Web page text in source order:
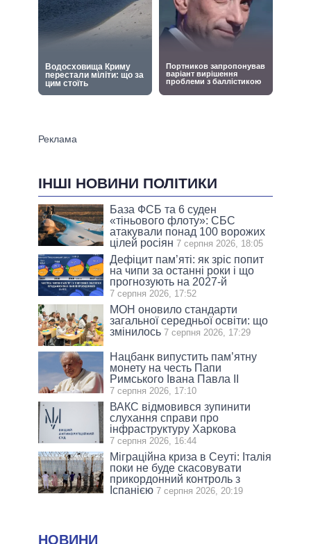
ІНШІ НОВИНИ ПОЛІТИКИ
База ФСБ та 6 суден
«тіньового флоту»: СБС
атакували понад 100 ворожих
цілей росіян 7 серпня 2026, 18:05
Дефіцит пам’яті: як зріс попит
на чипи за останні роки і що
прогнозують на 2027-й
7 серпня 2026, 17:52
МОН оновило стандарти
загальної середньої освіти: що
змінилось 7 серпня 2026, 17:29
Нацбанк випустить пам’ятну
монету на честь Папи
Римського Івана Павла II
7 серпня 2026, 17:10
ВАКС відмовився зупинити
слухання справи про
інфраструктуру Харкова
7 серпня 2026, 16:44
Міграційна криза в Сеуті: Італія
поки не буде скасовувати
прикордонний контроль з
Іспанією 7 серпня 2026, 20:19
НОВИНИ